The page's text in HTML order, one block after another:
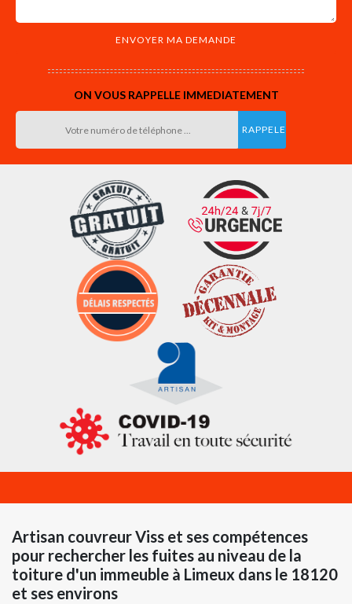
ON VOUS RAPPELLE IMMEDIATEMENT
Artisan couvreur Viss et ses compétences
pour rechercher les fuites au niveau de la
toiture d'un immeuble à Limeux dans le 18120
et ses environs